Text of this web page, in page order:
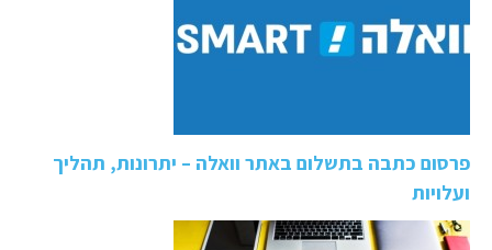
פרסום כתבה בתשלום באתר וואלה – יתרונות, תהליך
ועלויות